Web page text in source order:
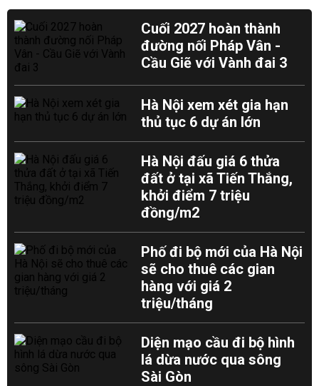
Cuối 2027 hoàn thành
đường nối Pháp Vân -
Cầu Giẽ với Vành đai 3
Hà Nội xem xét gia hạn
thủ tục 6 dự án lớn
Hà Nội đấu giá 6 thửa
đất ở tại xã Tiến Thắng,
khởi điểm 7 triệu
đồng/m2
Phố đi bộ mới của Hà Nội
sẽ cho thuê các gian
hàng với giá 2
triệu/tháng
Diện mạo cầu đi bộ hình
lá dừa nước qua sông
Sài Gòn